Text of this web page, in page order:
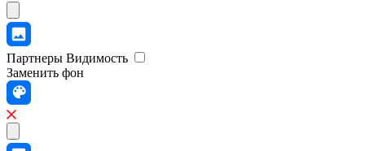
Партнеры Видимость
Заменить фон